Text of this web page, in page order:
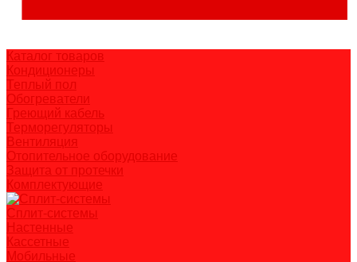
Каталог товаров
Кондиционеры
Теплый пол
Обогреватели
Греющий кабель
Терморегуляторы
Вентиляция
Отопительное оборудование
Защита от протечки
Комплектующие
Сплит-системы
Настенные
Кассетные
Мобильные